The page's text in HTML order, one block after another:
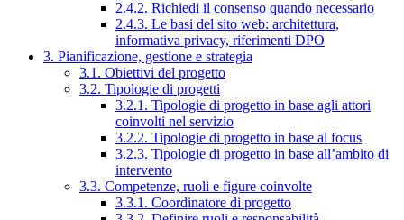
2.4.2. Richiedi il consenso quando necessario
2.4.3. Le basi del sito web: architettura,
informativa privacy, riferimenti DPO
3. Pianificazione, gestione e strategia
3.1. Obiettivi del progetto
3.2. Tipologie di progetti
3.2.1. Tipologie di progetto in base agli attori
coinvolti nel servizio
3.2.2. Tipologie di progetto in base al focus
3.2.3. Tipologie di progetto in base all’ambito di
intervento
3.3. Competenze, ruoli e figure coinvolte
3.3.1. Coordinatore di progetto